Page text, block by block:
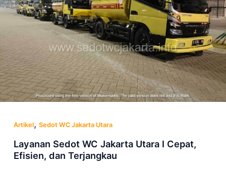
Artikel,Sedot WC Jakarta Utara
Layanan Sedot WC Jakarta Utara I Cepat,
Efisien, dan Terjangkau